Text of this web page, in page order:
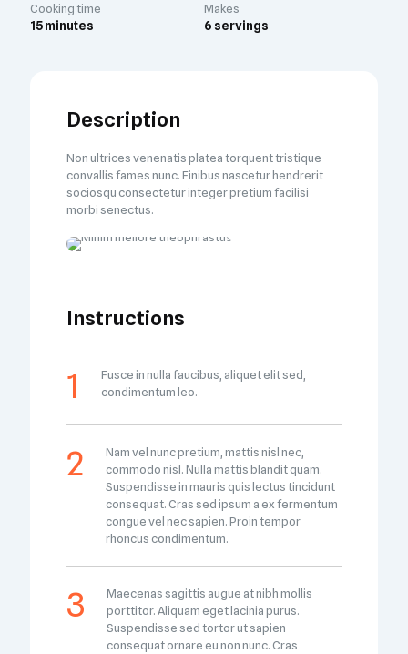
Cooking time
15 minutes
Makes
6 servings
Description
Non ultrices venenatis platea torquent tristique
convallis fames nunc. Finibus nascetur hendrerit
sociosqu consectetur integer pretium facilisi
morbi senectus.
Instructions
Fusce in nulla faucibus, aliquet elit sed,
condimentum leo.
Nam vel nunc pretium, mattis nisl nec,
commodo nisl. Nulla mattis blandit quam.
Suspendisse in mauris quis lectus tincidunt
consequat. Cras sed ipsum a ex fermentum
congue vel nec sapien. Proin tempor
rhoncus condimentum.
Maecenas sagittis augue at nibh mollis
porttitor. Aliquam eget lacinia purus.
Suspendisse sed tortor ut sapien
consequat ornare eu non nunc. Cras